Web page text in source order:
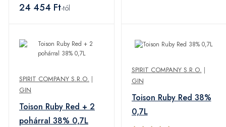
24 454 Ft-tól
SPIRIT COMPANY S.R.O. |
GIN
Toison Ruby Red + 2
pohárral 38% 0,7L
SPIRIT COMPANY S.R.O. |
GIN
Toison Ruby Red 38%
0,7L